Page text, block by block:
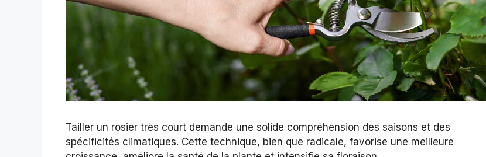
Tailler un rosier très court demande une solide compréhension des saisons et des
spécificités climatiques. Cette technique, bien que radicale, favorise une meilleure